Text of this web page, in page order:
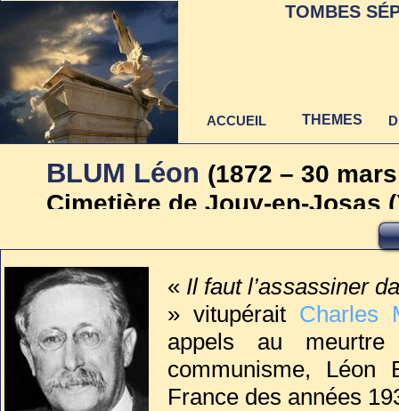
BLUM Léon (1872 – 30
Cimetière de Jouy-en-Josas
« Il faut l’assassiner
» vitupéraitCharles
appels au
communisme,
France des années
au 22 juin 2021
TOMBES
ACCUEIL THEMES